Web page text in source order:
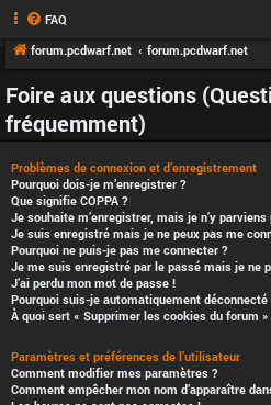
FAQ
forum.pcdwarf.net
forum.pcdwarf.net
Foire aux questions
fréquemment)
Problèmes de connexion et d’enregistrement
Pourquoi dois-je m’enregistrer ?
Que signifie COPPA ?
Je souhaite m’enregistrer, mais je n’y parviens
Je suis enregistré mais je ne peux pas me
Pourquoi ne puis-je pas me connecter ?
Je me suis enregistré par le passé mais je ne
J’ai perdu mon mot de passe !
Pourquoi suis-je automatiquement déconnecté
À quoi sert « Supprimer les cookies du forum »
Paramètres et préférences de l’utilisateur
Comment modifier mes paramètres ?
Comment empêcher mon nom d’apparaître